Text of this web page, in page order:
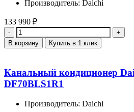
Производитель: Daichi
133 990 ₽
Количество
В корзину Купить в 1 клик
Канальный кондиционер
DF70BLS1R1
Производитель: Daichi